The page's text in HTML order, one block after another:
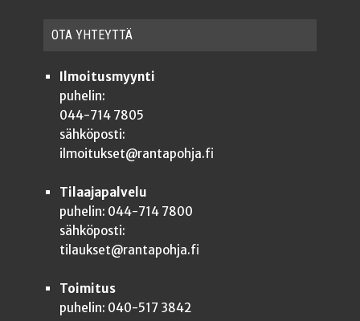
OTA YHTEYT­TÄ
Ilmoitusmyynti
puhelin:
044-714 7805
sähköposti:
ilmoitukset@rantapohja.fi
Tilaajapalvelu
puhelin: 044-714 7800
sähköposti:
tilaukset@rantapohja.fi
Toimitus
puhelin: 040-517 3842